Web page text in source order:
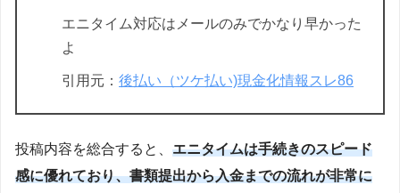
エニタイム対応はメールのみでかなり早かった
よ
引用元： 後払い（ツケ払い)現金化情報スレ86
投稿内容を総合すると、 エニタイムは手続きのスピード
感に優れており、書類提出から入金までの流れが非常に